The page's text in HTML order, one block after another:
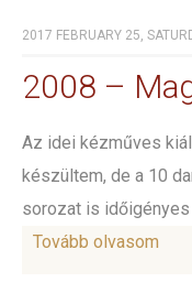
2017 FEBRUARY 25,
2008 –
Az idei kézműves
készültem, de a 10
sorozat is időigényes
Tovább olvasom